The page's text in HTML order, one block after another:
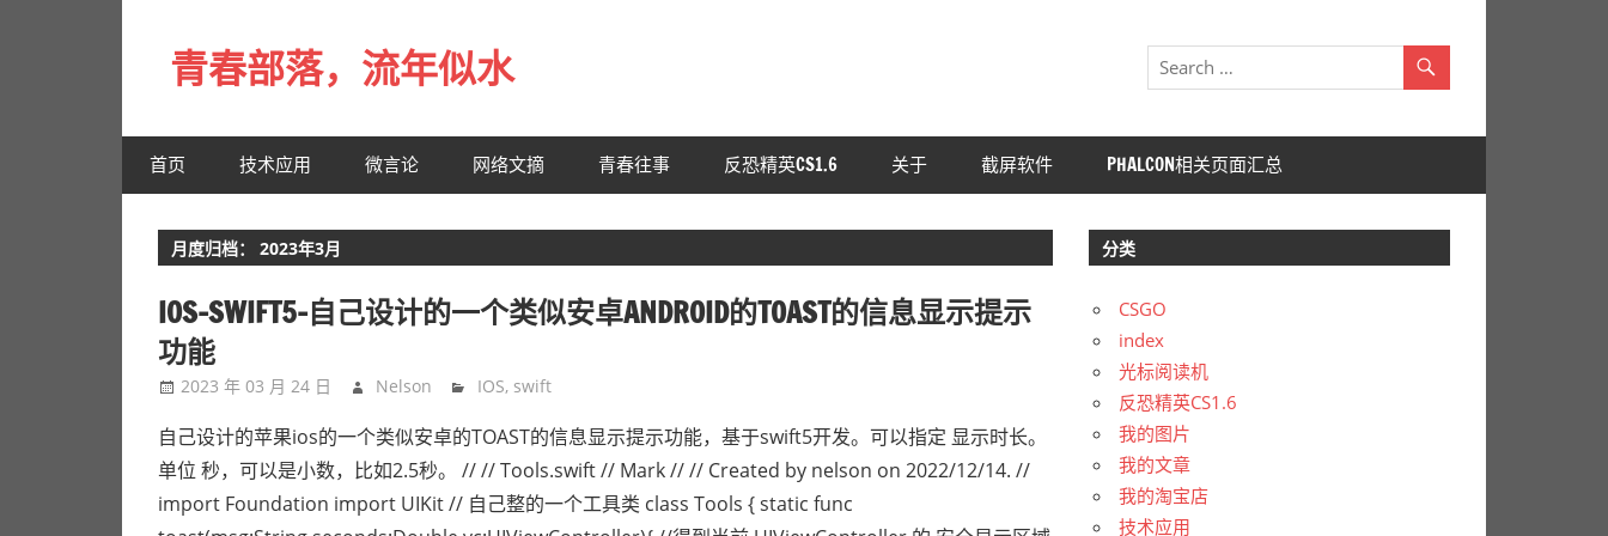
content青春部落，流年似水
春
是
一
场
远
行，
总
记
不
来
时
的
首页 技术应用 微言论 网络文摘 青春往事 反恐精英CS1.6 关于 截屏软件 PHALCON相关页面汇总
月度归档：2023年3月
IOS-SWIFT5-自己设计的一个类似安卓ANDROID的TOAST的信息显示提示
功能
2023 年 03 月 24 日 Nelson IOS, swift
自己设计的苹果ios的一个类似安卓的TOAST的信息显示提示功能，基于swift5开发。可以指定 显示时长。
单位 秒，可以是小数，比如2.5秒。 // // Tools.swift // Mark // // Created by nelson on 2022/12/14. //
import Foundation import UIKit // 自己整的一个工具类 class Tools { static func
分类
CSGO
index
光标阅读机
反恐精英CS1.6
我的图片
我的文章
我的淘宝店
技术应用